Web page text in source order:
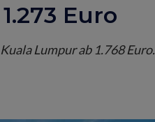
Euro
Lumpur ab 1.768 Euro.